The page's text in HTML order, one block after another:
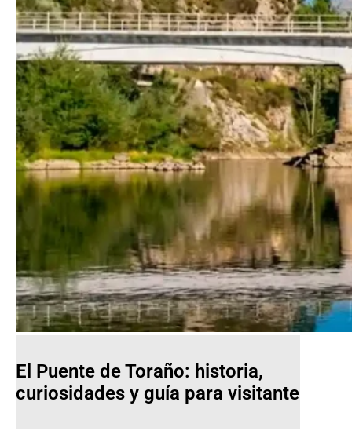
El Puente de Toraño: historia,
curiosidades y guía para visitante